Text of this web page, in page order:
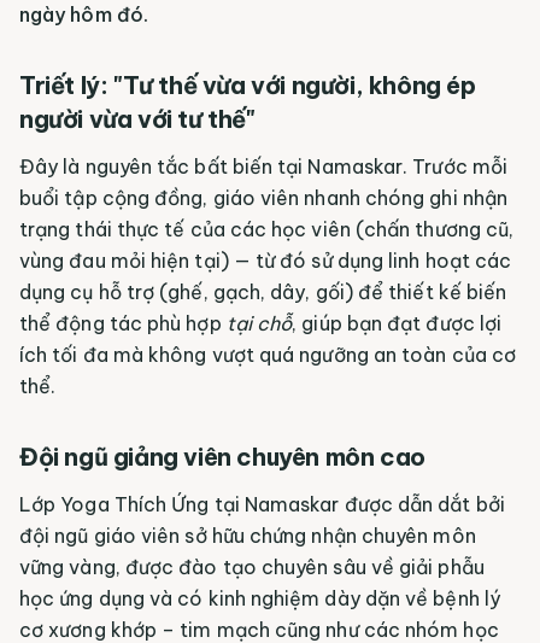
ngày hôm đó.
Triết lý: "Tư thế vừa với người, không ép
người vừa với tư thế"
Đây là nguyên tắc bất biến tại Namaskar. Trước mỗi
buổi tập cộng đồng, giáo viên nhanh chóng ghi nhận
trạng thái thực tế của các học viên (chấn thương cũ,
vùng đau mỏi hiện tại) — từ đó sử dụng linh hoạt các
dụng cụ hỗ trợ (ghế, gạch, dây, gối) để thiết kế biến
thể động tác phù hợp tại chỗ, giúp bạn đạt được lợi
ích tối đa mà không vượt quá ngưỡng an toàn của cơ
thể.
Đội ngũ giảng viên chuyên môn cao
Lớp Yoga Thích Ứng tại Namaskar được dẫn dắt bởi
đội ngũ giáo viên sở hữu chứng nhận chuyên môn
vững vàng, được đào tạo chuyên sâu về giải phẫu
học ứng dụng và có kinh nghiệm dày dặn về bệnh lý
cơ xương khớp – tim mạch cũng như các nhóm học